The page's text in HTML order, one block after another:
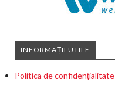
INFORMAȚII UTILE
Politica de confidențialitate